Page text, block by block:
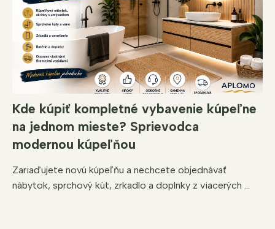
Kde kúpiť kompletné vybavenie kúpeľne
na jednom mieste? Sprievodca
modernou kúpeľňou
Zariaďujete novú kúpeľňu a nechcete objednávať
nábytok, sprchový kút, zrkadlo a doplnky z viacerých ...